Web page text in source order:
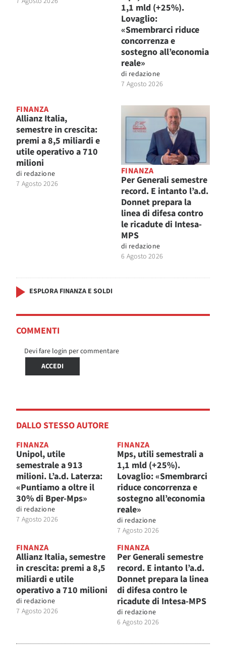
1,1 mld (+25%).
Lovaglio:
«Smembrarci riduce
concorrenza e
sostegno all’economia
reale»
di redazione
7 Agosto 2026
FINANZA
Allianz Italia,
semestre in crescita:
premi a 8,5 miliardi e
utile operativo a 710
milioni
di redazione
7 Agosto 2026
FINANZA
Per Generali semestre
record. E intanto l’a.d.
Donnet prepara la
linea di difesa contro
le ricadute di Intesa-
MPS
di redazione
6 Agosto 2026
ESPLORA FINANZA E SOLDI
COMMENTI
Devi fare login per commentare
ACCEDI
DALLO STESSO AUTORE
FINANZA
Unipol, utile
semestrale a 913
milioni. L’a.d. Laterza:
«Puntiamo a oltre il
30% di Bper-Mps»
di redazione
7 Agosto 2026
FINANZA
Mps, utili semestrali a
1,1 mld (+25%).
Lovaglio: «Smembrarci
riduce concorrenza e
sostegno all’economia
reale»
di redazione
7 Agosto 2026
FINANZA
Allianz Italia, semestre
in crescita: premi a 8,5
miliardi e utile
operativo a 710 milioni
di redazione
7 Agosto 2026
FINANZA
Per Generali semestre
record. E intanto l’a.d.
Donnet prepara la linea
di difesa contro le
ricadute di Intesa-MPS
di redazione
6 Agosto 2026